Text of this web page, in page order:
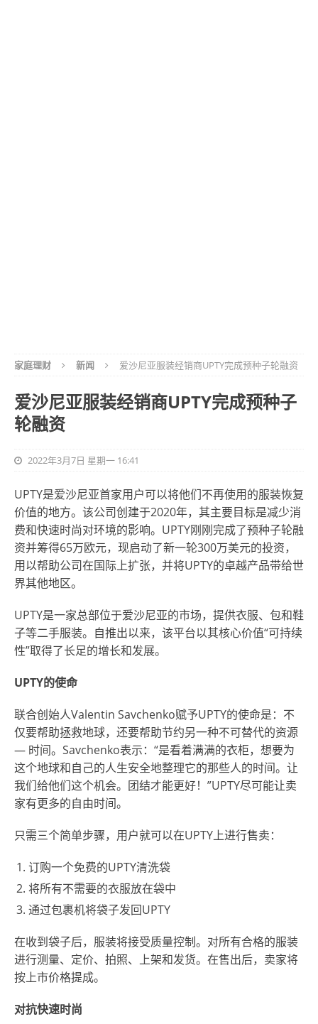
家庭理财 新闻 爱沙尼亚服装经销商UPTY完成预种子轮融资
爱沙尼亚服装经销商UPTY完成预种子
轮融资
2022年3月7日 星期一 16:41
UPTY是爱沙尼亚首家用户可以将他们不再使用的服装恢复
价值的地方。该公司创建于2020年，其主要目标是减少消
费和快速时尚对环境的影响。UPTY刚刚完成了预种子轮融
资并筹得65万欧元，现启动了新一轮300万美元的投资，
用以帮助公司在国际上扩张，并将UPTY的卓越产品带给世
界其他地区。
UPTY是一家总部位于爱沙尼亚的市场，提供衣服、包和鞋
子等二手服装。自推出以来，该平台以其核心价值“可持续
性”取得了长足的增长和发展。
UPTY的使命
联合创始人Valentin Savchenko赋予UPTY的使命是：不
仅要帮助拯救地球，还要帮助节约另一种不可替代的资源
— 时间。Savchenko表示：“是看着满满的衣柜，想要为
这个地球和自己的人生安全地整理它的那些人的时间。让
我们给他们这个机会。团结才能更好！”UPTY尽可能让卖
家有更多的自由时间。
只需三个简单步骤，用户就可以在UPTY上进行售卖：
订购一个免费的UPTY清洗袋
将所有不需要的衣服放在袋中
通过包裹机将袋子发回UPTY
在收到袋子后，服装将接受质量控制。对所有合格的服装
进行测量、定价、拍照、上架和发货。在售出后，卖家将
按上市价格提成。
对抗快速时尚